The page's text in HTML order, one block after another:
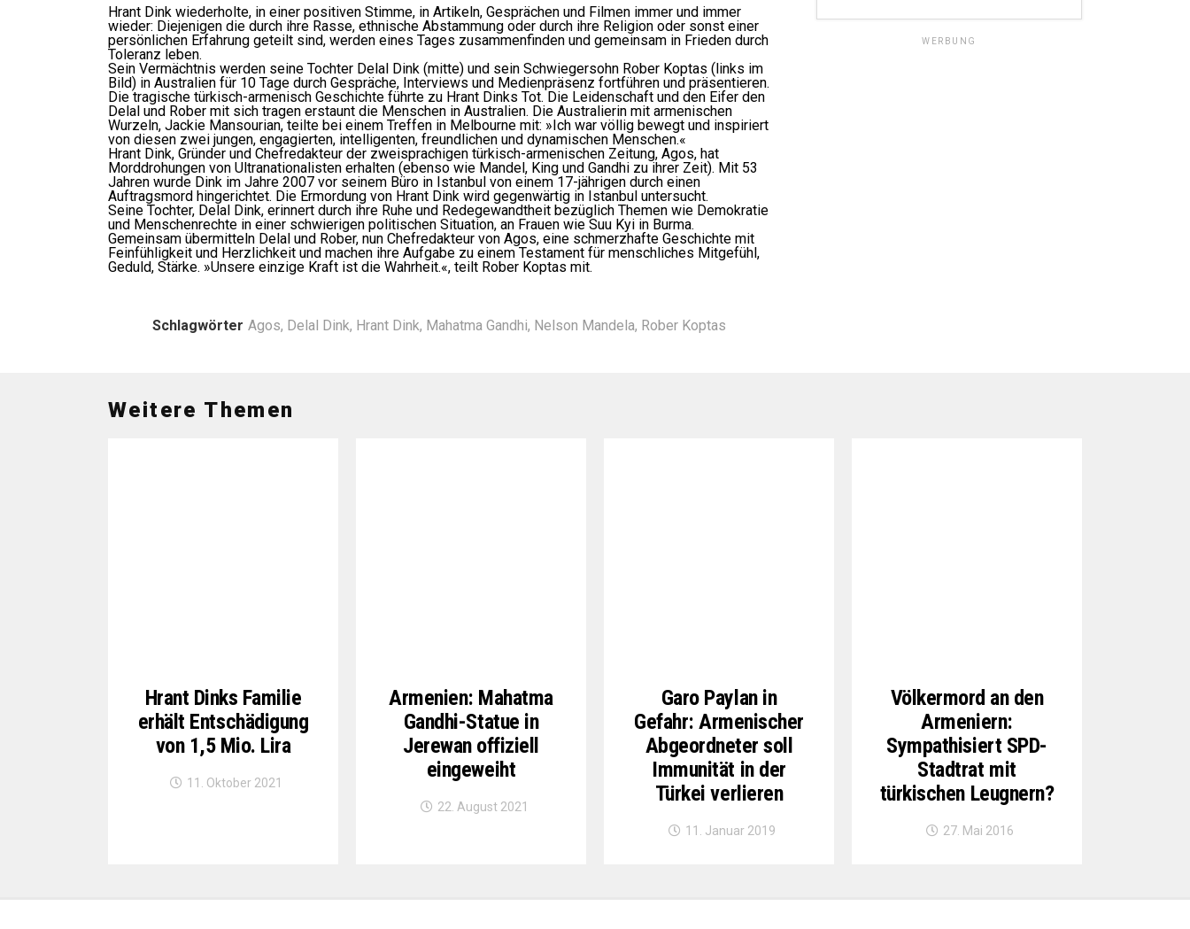
Hrant Dink wiederholte, in einer positiven Stimme, in Artikeln, Gesprächen und Filmen immer und immer
wieder: Diejenigen die durch ihre Rasse, ethnische Abstammung oder durch ihre Religion oder sonst einer
persönlichen Erfahrung geteilt sind, werden eines Tages zusammenfinden und gemeinsam in Frieden durch
Toleranz leben.
Sein Vermächtnis werden seine Tochter Delal Dink (mitte) und sein Schwiegersohn Rober Koptas (links im
Bild) in Australien für 10 Tage durch Gespräche, Interviews und Medienpräsenz fortführen und präsentieren.
Die tragische türkisch-armenisch Geschichte führte zu Hrant Dinks Tot. Die Leidenschaft und den Eifer den
Delal und Rober mit sich tragen erstaunt die Menschen in Australien. Die Australierin mit armenischen
Wurzeln, Jackie Mansourian, teilte bei einem Treffen in Melbourne mit: »Ich war völlig bewegt und inspiriert
von diesen zwei jungen, engagierten, intelligenten, freundlichen und dynamischen Menschen.«
Hrant Dink, Gründer und Chefredakteur der zweisprachigen türkisch-armenischen Zeitung, Agos, hat
Morddrohungen von Ultranationalisten erhalten (ebenso wie Mandel, King und Gandhi zu ihrer Zeit). Mit 53
Jahren wurde Dink im Jahre 2007 vor seinem Büro in Istanbul von einem 17-jährigen durch einen
Auftragsmord hingerichtet. Die Ermordung von Hrant Dink wird gegenwärtig in Istanbul untersucht.
Seine Tochter, Delal Dink, erinnert durch ihre Ruhe und Redegewandtheit bezüglich Themen wie Demokratie
und Menschenrechte in einer schwierigen politischen Situation, an Frauen wie Suu Kyi in Burma.
Gemeinsam übermitteln Delal und Rober, nun Chefredakteur von Agos, eine schmerzhafte Geschichte mit
Feinfühligkeit und Herzlichkeit und machen ihre Aufgabe zu einem Testament für menschliches Mitgefühl,
Geduld, Stärke. »Unsere einzige Kraft ist die Wahrheit.«, teilt Rober Koptas mit.
Schlagwörter Agos, Delal Dink, Hrant Dink, Mahatma Gandhi, Nelson Mandela, Rober Koptas
WERBUNG
Weitere Themen
Hrant Dinks Familie
erhält Entschädigung
von 1,5 Mio. Lira
11. Oktober 2021
Armenien: Mahatma
Gandhi-Statue in
Jerewan offiziell
eingeweiht
22. August 2021
Garo Paylan in
Gefahr: Armenischer
Abgeordneter soll
Immunität in der
Türkei verlieren
11. Januar 2019
Völkermord an den
Armeniern:
Sympathisiert SPD-
Stadtrat mit
türkischen Leugnern?
27. Mai 2016